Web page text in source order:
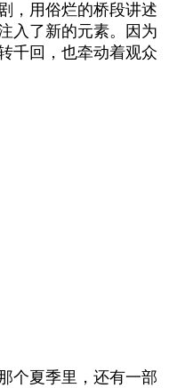
，用俗烂的桥段讲述
入了新的元素。因为
千回，也牵动着观众
个夏季里，还有一部